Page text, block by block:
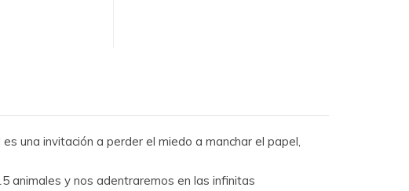
una invitación a perder el miedo a manchar el papel,
animales y nos adentraremos en las infinitas